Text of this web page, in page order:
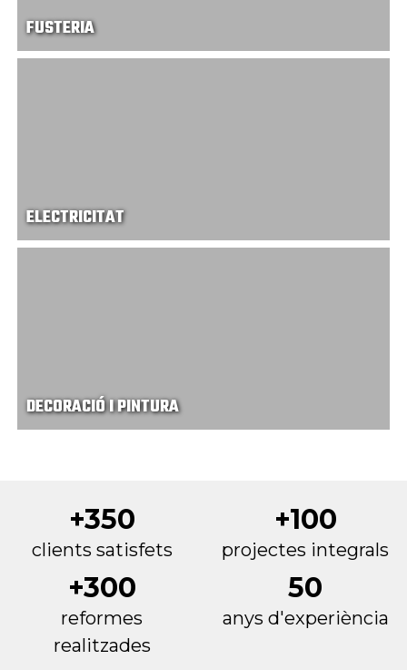
FUSTERIA
ELECTRICITAT
DECORACIÓ I PINTURA
+350
clients satisfets
+100
projectes integrals
+300
reformes
realitzades
50
anys d'experiència